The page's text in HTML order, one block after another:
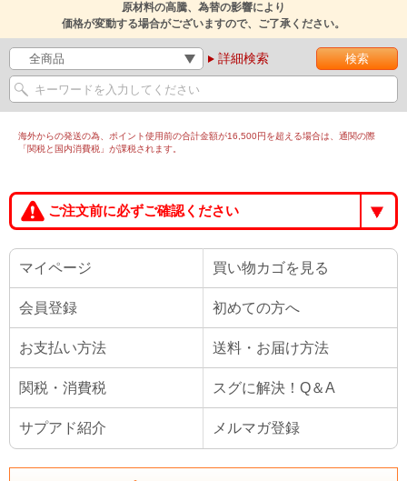
原材料の高騰、為替の影響により
価格が変動する場合がございますので、ご了承ください。
詳細検索
海外からの発送の為、ポイント使用前の合計金額が16,500円を超える場合は、通関の際
「関税と国内消費税」が課税されます。
ご注文前に必ずご確認ください
マイページ 買い物カゴを見る
会員登録 初めての方へ
お支払い方法 送料・お届け方法
関税・消費税 スグに解決！Q＆A
サプアド紹介 メルマガ登録